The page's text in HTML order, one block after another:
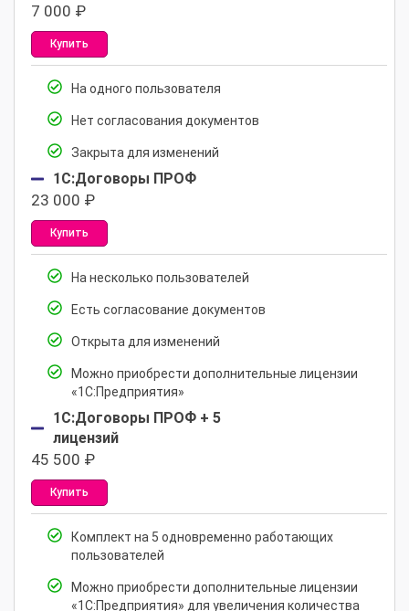
7 000 ₽
Купить
На одного пользователя
Нет согласования документов
Закрыта для изменений
1С:Договоры ПРОФ
23 000 ₽
Купить
На несколько пользователей
Есть согласование документов
Открыта для изменений
Можно приобрести дополнительные лицензии
«1С:Предприятия»
1С:Договоры ПРОФ + 5
лицензий
45 500 ₽
Купить
Комплект на 5 одновременно работающих
пользователей
Можно приобрести дополнительные лицензии
«1С:Предприятия» для увеличения количества